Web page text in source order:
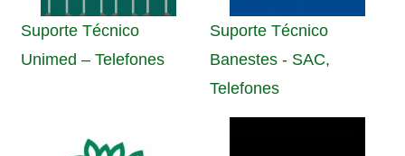
Suporte Técnico
Unimed – Telefones
Suporte Técnico
Banestes - SAC,
Telefones